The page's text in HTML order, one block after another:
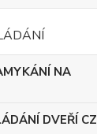
NA
DVEŘÍ CZ